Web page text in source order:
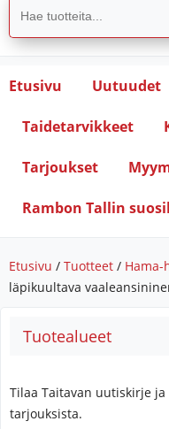
Etusivu Uutuudet
Taidetarvikkeet
Tarjoukset
Rambon Tallin
Etusivu / Tuotteet / Hama-
läpikuultava
Tuotealueet
Tilaa Taitavan uutiskirje
tarjouksista.